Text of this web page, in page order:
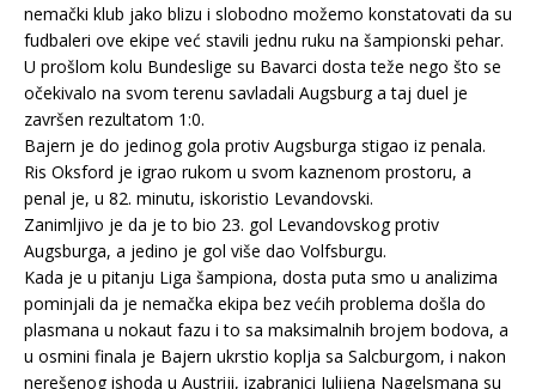
nemački klub jako blizu i slobodno možemo konstatovati da su
fudbaleri ove ekipe već stavili jednu ruku na šampionski pehar.
U prošlom kolu Bundeslige su Bavarci dosta teže nego što se
očekivalo na svom terenu savladali Augsburg a taj duel je
završen rezultatom 1:0.
Bajern je do jedinog gola protiv Augsburga stigao iz penala.
Ris Oksford je igrao rukom u svom kaznenom prostoru, a
penal je, u 82. minutu, iskoristio Levandovski.
Zanimljivo je da je to bio 23. gol Levandovskog protiv
Augsburga, a jedino je gol više dao Volfsburgu.
Kada je u pitanju Liga šampiona, dosta puta smo u analizima
pominjali da je nemačka ekipa bez većih problema došla do
plasmana u nokaut fazu i to sa maksimalnih brojem bodova, a
u osmini finala je Bajern ukrstio koplja sa Salcburgom, i nakon
nerešenog ishoda u Austriji, izabranici Julijena Nagelsmana su